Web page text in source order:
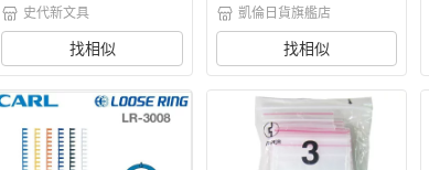
史代新文具
找相似
凱倫日貨旗艦店
找相似